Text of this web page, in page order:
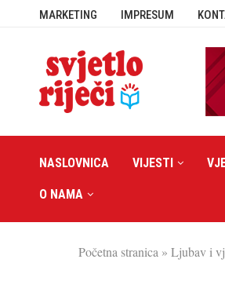
MARKETING IMPRESUM
NASLOVNICA VIJESTI
O NAMA
Početna stranica » Ljubav i